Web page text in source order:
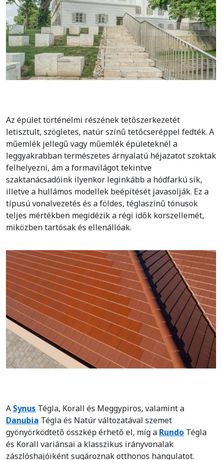
Az épület történelmi részének tetőszerkezetét
letisztult, szögletes, natúr színű tetőcseréppel fedték. A
műemlék jellegű vagy műemlék épületeknél a
leggyakrabban természetes árnyalatú héjazatot szoktak
felhelyezni, ám a formavilágot tekintve
szaktanácsadóink ilyenkor leginkább a hódfarkú sík,
illetve a hullámos modellek beépítését javasolják. Ez a
típusú vonalvezetés és a földes, téglaszínű tónusok
teljes mértékben megidézik a régi idők korszellemét,
miközben tartósak és ellenállóak.
A Synus Tégla, Korall és Meggypiros, valamint a
Danubia Tégla és Natúr változatával szemet
gyönyörködtető összkép érhető el, míg a Rundo Tégla
és Korall variánsai a klasszikus irányvonalak
zászlóshajóiként sugároznak otthonos hangulatot.